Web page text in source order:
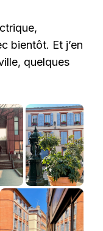
bientôt. Et j’en
quelques